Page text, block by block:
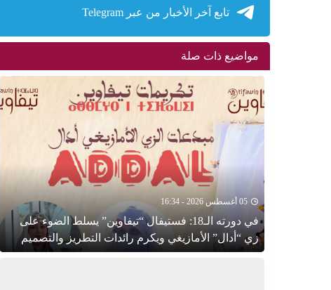
تابع آخر الأخبار من عبر Telegram
مواضيع ذات صلة
05 أغسطس 2026 - 16:34
في دورته الـ18: فستيفال “تيفاوين” يسلط الضوء على
زي “أدال” الأمازيغي ويكرم رائدات التطريز والتصميم
بالـأطلس الصغير